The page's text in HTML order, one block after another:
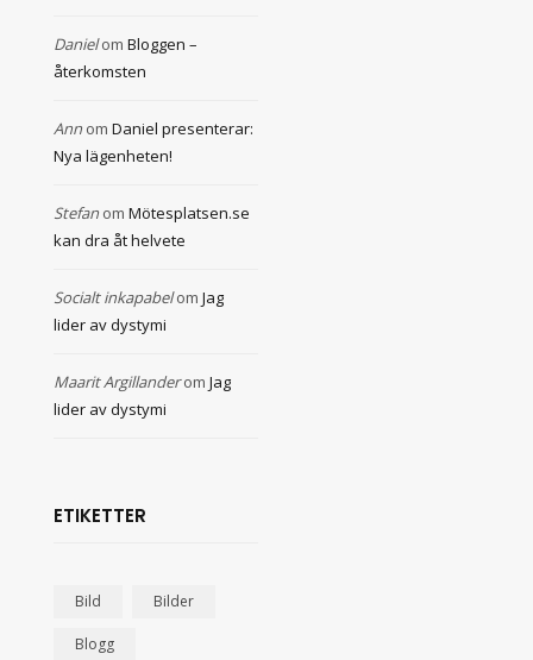
Danielom Bloggen –
återkomsten
Ann om Daniel presenterar:
Nya lägenheten!
Stefan om Mötesplatsen.se
kan dra åt helvete
Socialt inkapabelom Jag
lider av dystymi
Maarit Argillanderom Jag
lider av dystymi
ETIKETTER
Bild Bilder
Blogg